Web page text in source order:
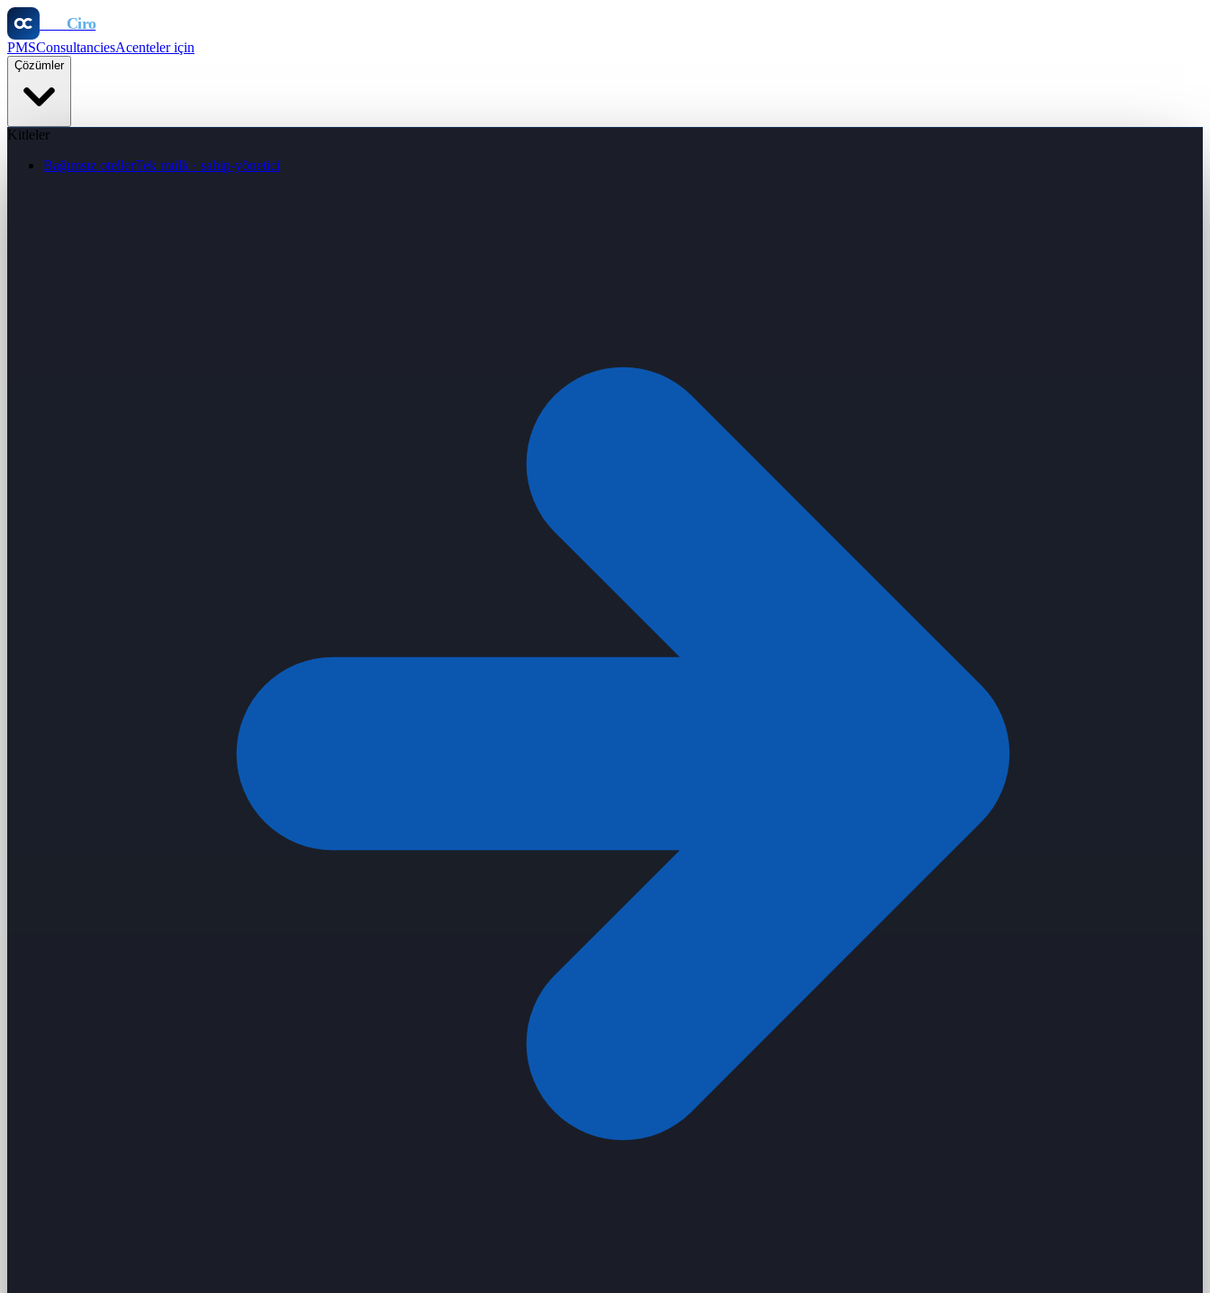
Ciro
PMSConsultanciesAcenteler için
Çözümler
Kitleler
Bağımsız otellerTek mülk · sahip-yönetici